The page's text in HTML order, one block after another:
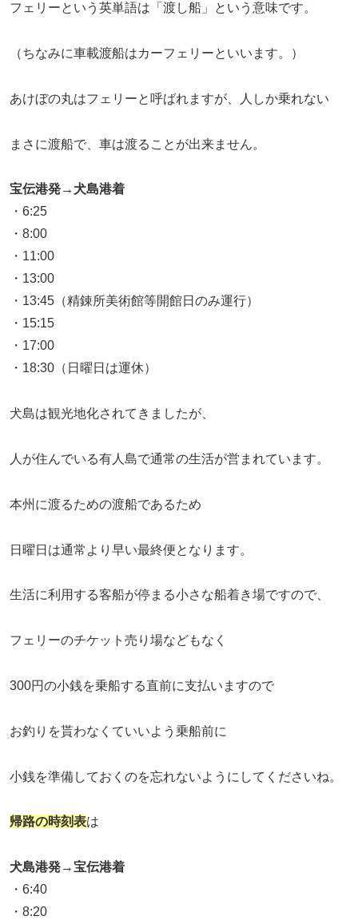
フェリーという英単語は「渡し船」という意味です。
（ちなみに車載渡船はカーフェリーといいます。）
あけぼの丸はフェリーと呼ばれますが、人しか乗れない
まさに渡船で、車は渡ることが出来ません。
宝伝港発→犬島港着
・6:25
・8:00
・11:00
・13:00
・13:45（精錬所美術館等開館日のみ運行）
・15:15
・17:00
・18:30（日曜日は運休）
犬島は観光地化されてきましたが、
人が住んでいる有人島で通常の生活が営まれています。
本州に渡るための渡船であるため
日曜日は通常より早い最終便となります。
生活に利用する客船が停まる小さな船着き場ですので、
フェリーのチケット売り場などもなく
300円の小銭を乗船する直前に支払いますので
お釣りを貰わなくていいよう乗船前に
小銭を準備しておくのを忘れないようにしてくださいね。
帰路の時刻表は
犬島港発→宝伝港着
・6:40
・8:20